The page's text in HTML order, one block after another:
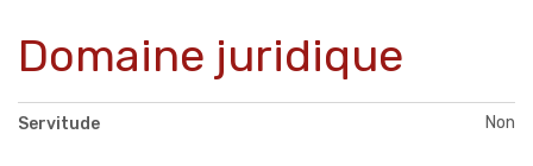
Domaine juridique
Servitude Non